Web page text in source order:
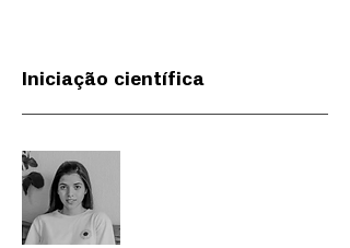
Iniciação científica